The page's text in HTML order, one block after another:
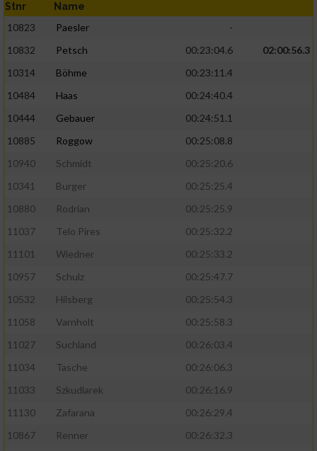
Stnr Name
10823 Paesler
-
10832
Petsch 00:23:04.6
02:00:56.3
10314
Böhme
00:23:11.4
10484
Haas
00:24:40.4
10444
Gebauer
00:24:51.1
10885
Roggow
00:25:08.8
10940
Schmidt
00:25:20.6
10341
Burger
00:25:25.4
10880
Rodrian
00:25:25.9
11037
Telo Pires
00:25:32.2
11101
Wiedner
00:25:33.2
10957
Schulz
00:25:47.7
10532
Hilsberg
00:25:54.3
11058
Varnholt
00:25:58.3
11027
Suchland
00:26:03.4
11034
Tasche
00:26:06.3
11033
Szkudlarek
00:26:16.9
11130
Zafarana
00:26:29.4
10867
Renner
00:26:32.3